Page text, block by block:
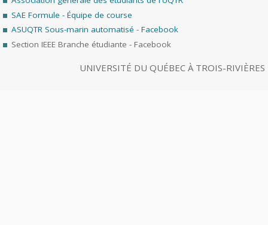
SAE Formule - Équipe de course
ASUQTR Sous-marin automatisé - Facebook
Section IEEE Branche étudiante - Facebook
UNIVERSITÉ DU QUÉBEC À TROIS-RIVIÈRES